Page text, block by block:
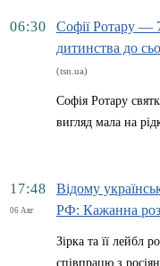
06:30
Софії Ротару —
дитинства до
(tsn.ua)
Софія Ротару
вигляд мала на
17:48
06 Авг
Відому
РФ: Кажанна
Зірка та її лейбл
співпрацю з